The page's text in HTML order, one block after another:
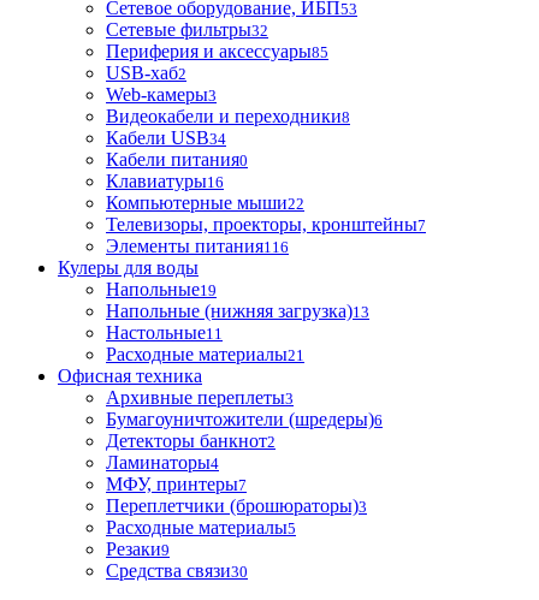
Сетевое оборудование, ИБП53
Сетевые фильтры32
Периферия и аксессуары85
USB-хаб2
Web-камеры3
Видеокабели и переходники8
Кабели USB34
Кабели питания0
Клавиатуры16
Компьютерные мыши22
Телевизоры, проекторы, кронштейны7
Элементы питания116
Кулеры для воды
Напольные19
Напольные (нижняя загрузка)13
Настольные11
Расходные материалы21
Офисная техника
Архивные переплеты3
Бумагоуничтожители (шредеры)6
Детекторы банкнот2
Ламинаторы4
МФУ, принтеры7
Переплетчики (брошюраторы)3
Расходные материалы5
Резаки9
Средства связи30